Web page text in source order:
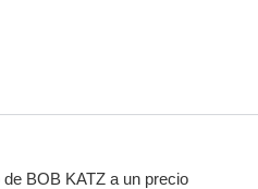
BOB KATZ a un precio